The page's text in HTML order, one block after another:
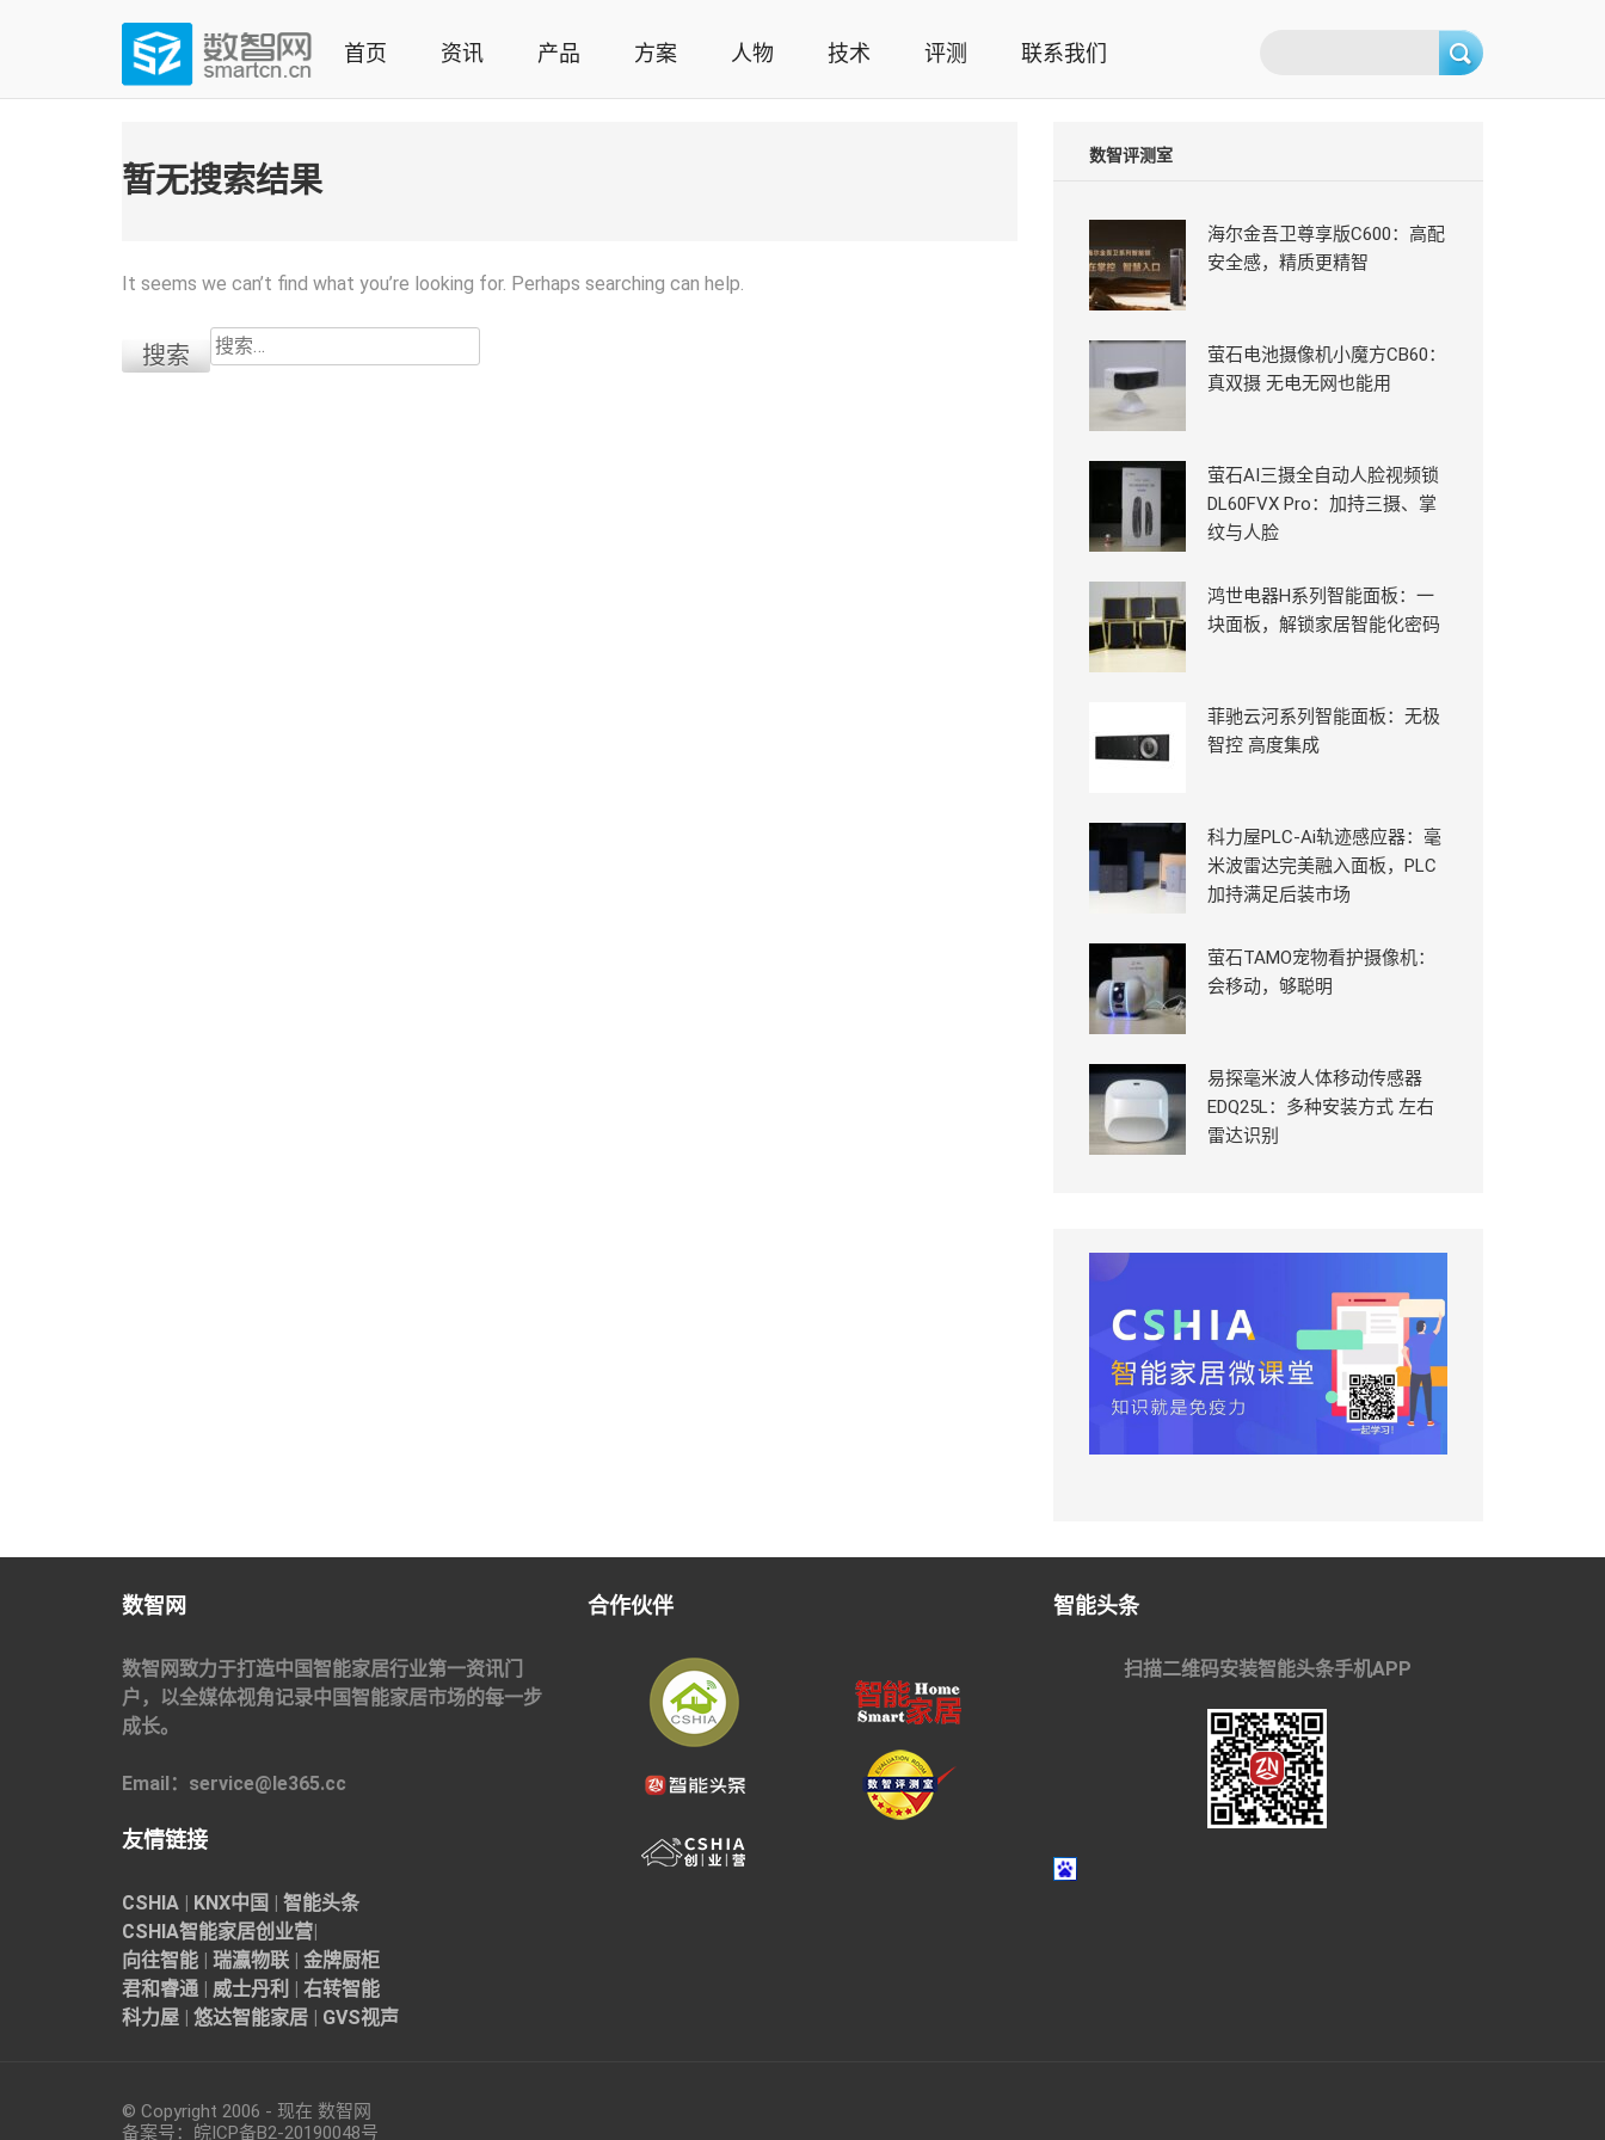
(Press
数智网
智能家居第一资讯门户 | 智能家居系统，智能家居产品，智能家居解决方案，智能家居技术应用，智能家居行业观点，智能家居项目案例
首页 资讯 产品 方案 人物 技术 评测 联系我们
暂无搜索结果
It seems we can’t find what you’re looking for. Perhaps searching can help.
搜
索：
数智评测室
海尔金吾卫尊享版C600：高配
安全感，精质更精智
萤石电池摄像机小魔方CB60：
真双摄 无电无网也能用
萤石AI三摄全自动人脸视频锁
DL60FVX Pro：加持三摄、掌
纹与人脸
鸿世电器H系列智能面板：一
块面板，解锁家居智能化密码
菲驰云河系列智能面板：无极
智控 高度集成
科力屋PLC-Ai轨迹感应器：毫
米波雷达完美融入面板，PLC
加持满足后装市场
萤石TAMO宠物看护摄像机：
会移动，够聪明
易探毫米波人体移动传感器
EDQ25L：多种安装方式 左右
雷达识别
数智网
数智网致力于打造中国智能家居行业第一资讯门
户，以全媒体视角记录中国智能家居市场的每一步
成长。
Email：service@le365.cc
友情链接
CSHIA | KNX中国 | 智能头条
CSHIA智能家居创业营|
向往智能 | 瑞瀛物联 | 金牌厨柜
君和睿通 | 威士丹利 | 右转智能
科力屋 | 悠达智能家居 | GVS视声
合作伙伴 智能头条
扫描二维码安装智能头条手机APP
© Copyright 2006 - 现在 数智网
备案号： 皖ICP备B2-20190048号